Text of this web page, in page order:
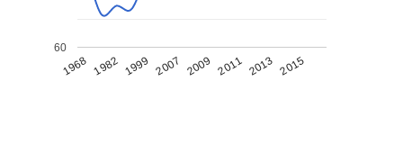
1968 1982 1999 2007 2009 2011 2013 2015
60